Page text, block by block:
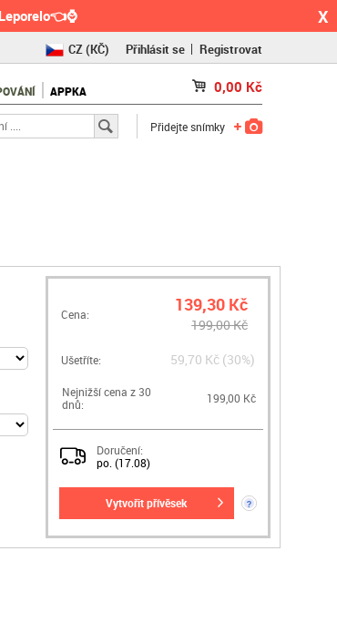
X
CZ(KČ)
RO(RON)
Přihlásit se Registrovat
APPKA 0,00 Kč
Přidejte snímky
Cena: 139,30 Kč
199,00 Kč
Ušetříte: 59,70 Kč (30%)
Nejnižší cena z 30
dnů:
199,00 Kč
Doručení:
po. (17.08)
vytvořit přívěsek ?